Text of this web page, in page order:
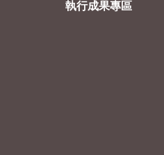
執行成果專區